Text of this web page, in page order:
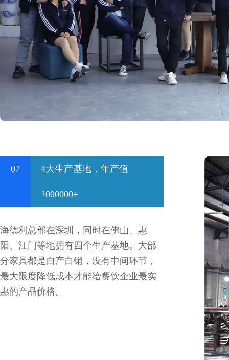
07 4大生产基地，年产值
1000000+
海德利总部在深圳，同时在佛山、惠
阳、江门等地拥有四个生产基地。大部
分家具都是自产自销，没有中间环节，
最大限度降低成本才能给餐饮企业最实
惠的产品价格。